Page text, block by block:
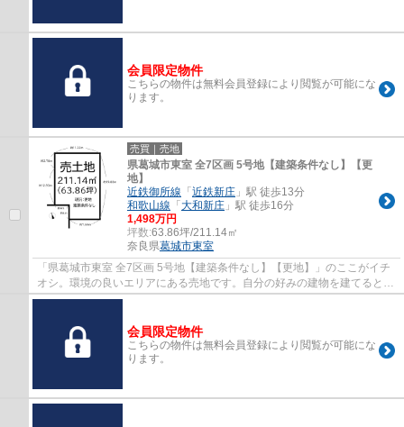
会員限定物件
こちらの物件は無料会員登録により閲覧が可能にな
ります。
売買｜売地
県葛城市東室 全7区画 5号地【建築条件なし】【更
地】
近鉄御所線 「 近鉄新庄 」駅 徒歩13分
和歌山線 「 大和新庄 」駅 徒歩16分
1,498万円
坪数:63.86坪/211.14㎡
奈良県葛城市東室
「県葛城市東室 全7区画 5号地【建築条件なし】【更地】」のここがイチ
オシ。環境の良いエリアにある売地です。自分の好みの建物を建てるとい
う点では、建築条件のない土地がおすすめ...
会員限定物件
こちらの物件は無料会員登録により閲覧が可能にな
ります。